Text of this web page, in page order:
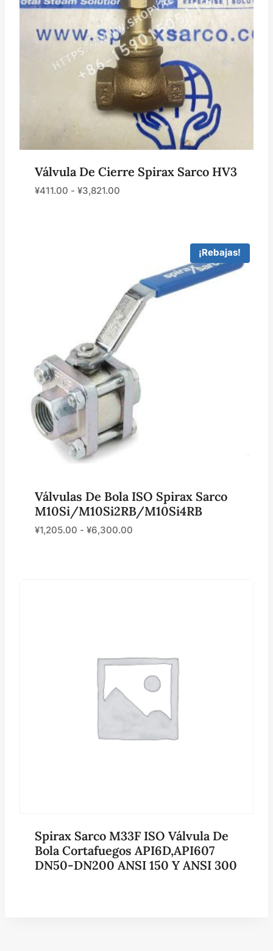
Válvula De Cierre Spirax Sarco HV3
¥411.00 - ¥3,821.00
¡Rebajas!
Válvulas De Bola ISO Spirax Sarco
M10Si/M10Si2RB/M10Si4RB
¥1,205.00 - ¥6,300.00
Spirax Sarco M33F ISO Válvula De
Bola Cortafuegos API6D,API607
DN50-DN200 ANSI 150 Y ANSI 300